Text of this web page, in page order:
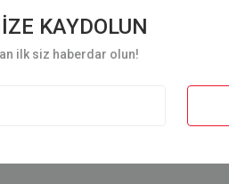
KAYDOLUN
ilk siz haberdar olun!